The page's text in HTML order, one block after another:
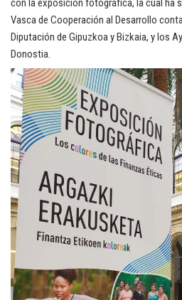
con la exposición fotográfica, la cual ha
Vasca de Cooperación al Desarrollo
Diputación de Gipuzkoa y Bizkaia, y los
Donostia.